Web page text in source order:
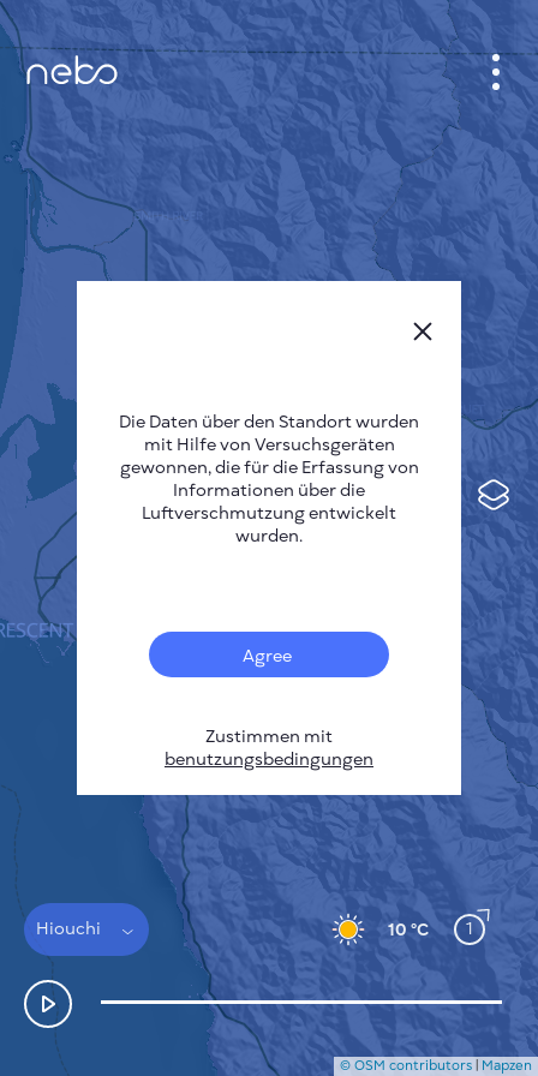
Sensoren
Heatmap zur Verschmutzung
Hiouchi 10 °C 1
ANMELDEN
STADTPLAN
SENSOR NEBO
Česky
Deutsch
Español
FUNKTIONSWEISE
DATENSCHUTZBESTIMMUNGEN
BEDINGUNGEN UND KONDITIONEN
INSTALLATIONSANLEITUNG
API
FAQ
KONTAKT
© OSM contributors | Mapzen
Die Daten über den Standort wurden
mit Hilfe von Versuchsgeräten
gewonnen, die für die Erfassung von
Informationen über die
Luftverschmutzung entwickelt
wurden.
Agree
Zustimmen mit
benutzungsbedingungen